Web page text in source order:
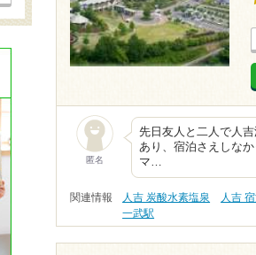
匿名
先日友人と二人で人
あり、宿泊さえしな
マ…
関連情報 人吉 炭酸水素塩泉 人吉
一武駅